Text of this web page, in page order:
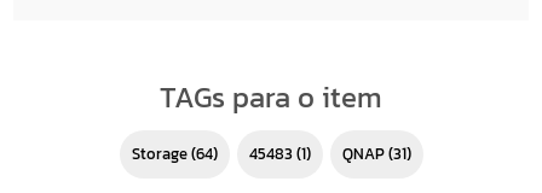
TAGs para o item
storage(64) 45483(1) QNAP(31)